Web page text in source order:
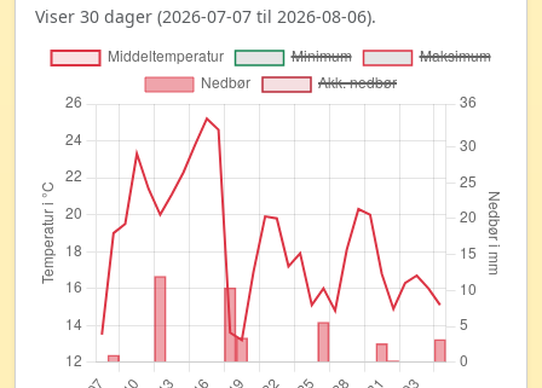
Viser 30 dager (2026-07-07 til 2026-08-06).